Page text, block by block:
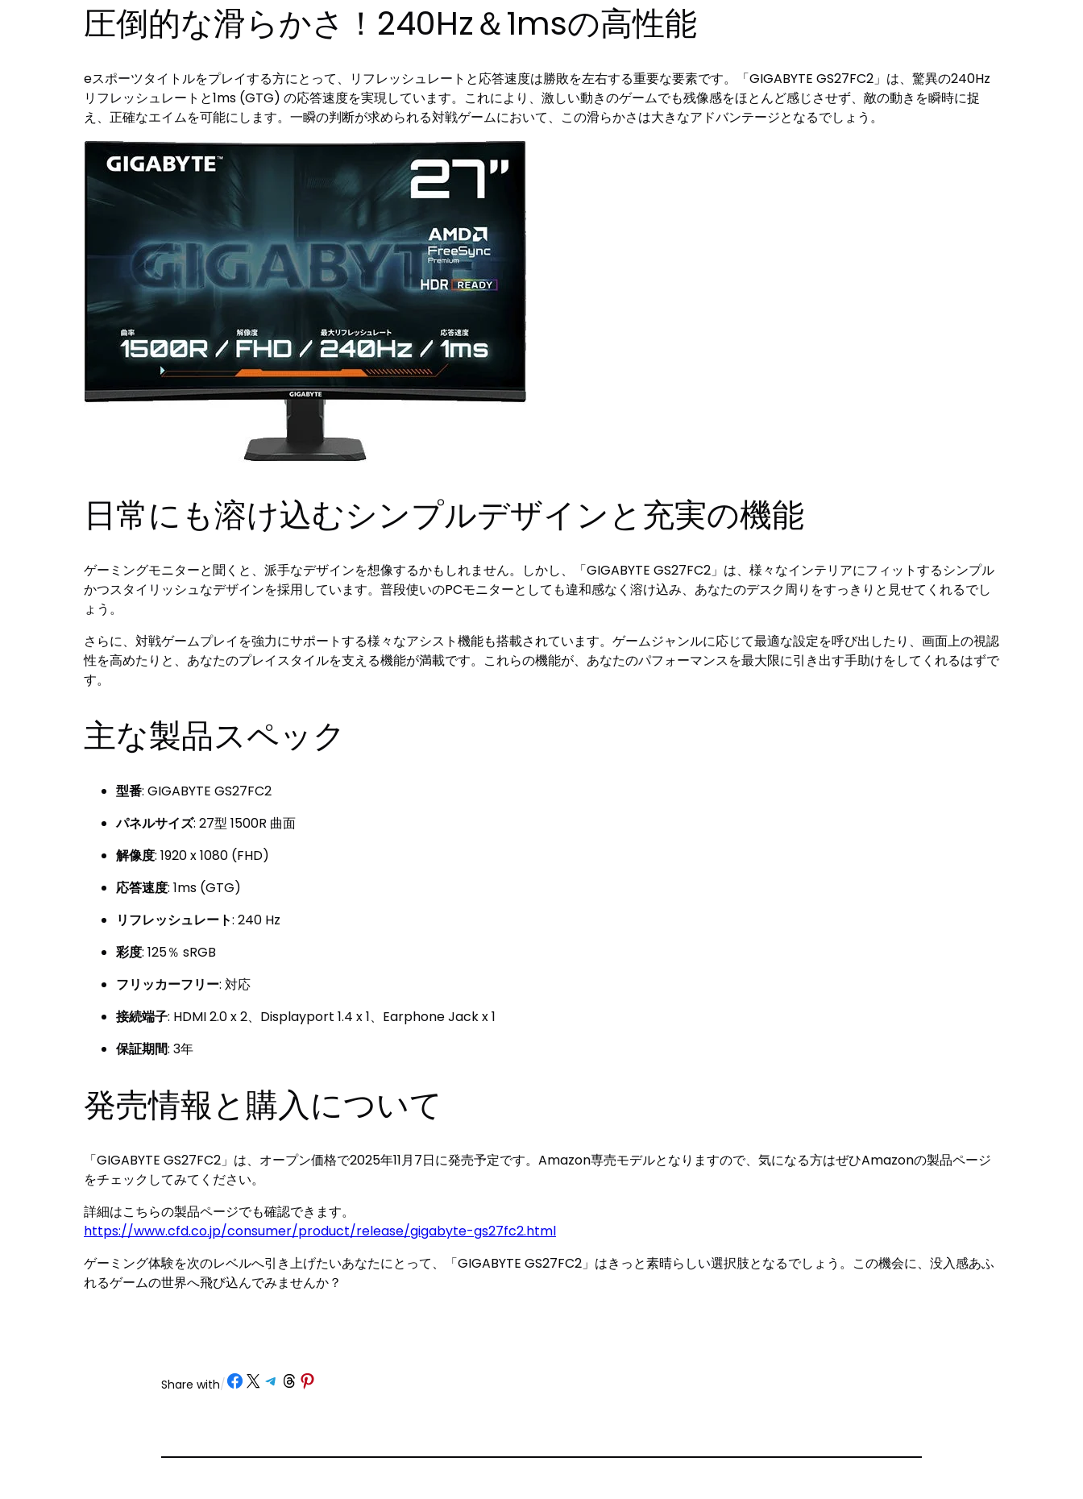
圧倒的な滑らかさ！240Hz＆1msの高性能
eスポーツタイトルをプレイする方にとって、リフレッシュレートと応答速度は勝敗を左右する重要な要素です。「GIGABYTE GS27FC2」は、驚異の240Hz
リフレッシュレートと1ms (GTG) の応答速度を実現しています。これにより、激しい動きのゲームでも残像感をほとんど感じさせず、敵の動きを瞬時に捉
え、正確なエイムを可能にします。一瞬の判断が求められる対戦ゲームにおいて、この滑らかさは大きなアドバンテージとなるでしょう。
日常にも溶け込むシンプルデザインと充実の機能
ゲーミングモニターと聞くと、派手なデザインを想像するかもしれません。しかし、「GIGABYTE GS27FC2」は、様々なインテリアにフィットするシンプル
かつスタイリッシュなデザインを採用しています。普段使いのPCモニターとしても違和感なく溶け込み、あなたのデスク周りをすっきりと見せてくれるでし
ょう。
さらに、対戦ゲームプレイを強力にサポートする様々なアシスト機能も搭載されています。ゲームジャンルに応じて最適な設定を呼び出したり、画面上の視認
性を高めたりと、あなたのプレイスタイルを支える機能が満載です。これらの機能が、あなたのパフォーマンスを最大限に引き出す手助けをしてくれるはずで
す。
主な製品スペック
型番: GIGABYTE GS27FC2
パネルサイズ: 27型 1500R 曲面
解像度: 1920 x 1080 (FHD)
応答速度: 1ms (GTG)
リフレッシュレート: 240 Hz
彩度: 125％ sRGB
フリッカーフリー: 対応
接続端子: HDMI 2.0 x 2、Displayport 1.4 x 1、Earphone Jack x 1
保証期間: 3年
発売情報と購入について
「GIGABYTE GS27FC2」は、オープン価格で2025年11月7日に発売予定です。Amazon専売モデルとなりますので、気になる方はぜひAmazonの製品ページ
をチェックしてみてください。
詳細はこちらの製品ページでも確認できます。
https://www.cfd.co.jp/consumer/product/release/gigabyte-gs27fc2.html
ゲーミング体験を次のレベルへ引き上げたいあなたにとって、「GIGABYTE GS27FC2」はきっと素晴らしい選択肢となるでしょう。この機会に、没入感あふ
れるゲームの世界へ飛び込んでみませんか？
Share with/ Share on Facebook
Share on X Share on Telegram
Share on Threads
Share on Pinterest